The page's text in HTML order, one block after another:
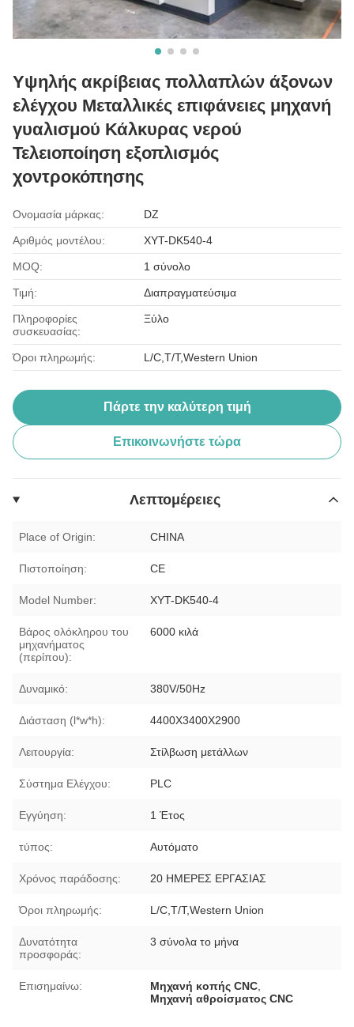
Υψηλής ακρίβειας πολλαπλών άξονων
ελέγχου Μεταλλικές επιφάνειες μηχανή
γυαλισμού Κάλκυρας νερού
Τελειοποίηση εξοπλισμός
χοντροκόπησης
Ονομασία μάρκας: DZ
Αριθμός μοντέλου: XYT-DK540-4
MOQ: 1 σύνολο
Τιμή: Διαπραγματεύσιμα
Πληροφορίες
συσκευασίας:
Ξύλο
Όροι πληρωμής: L/C,T/T,Western Union
Πάρτε την καλύτερη τιμή
Επικοινωνήστε τώρα
Λεπτομέρειες
Place of Origin: CHINA
Πιστοποίηση: CE
Model Number: XYT-DK540-4
Βάρος ολόκληρου του
μηχανήματος
(περίπου):
6000 κιλά
Δυναμικό: 380V/50Hz
Διάσταση (l*w*h): 4400X3400X2900
Λειτουργία: Στίλβωση μετάλλων
Σύστημα Ελέγχου: PLC
Εγγύηση: 1 Έτος
τύπος: Αυτόματο
Χρόνος παράδοσης: 20 ΗΜΕΡΕΣ ΕΡΓΑΣΙΑΣ
Όροι πληρωμής: L/C,T/T,Western Union
Δυνατότητα
προσφοράς:
3 σύνολα το μήνα
Επισημαίνω: Μηχανή κοπής CNC
Μηχανή αθροίσματος CNC